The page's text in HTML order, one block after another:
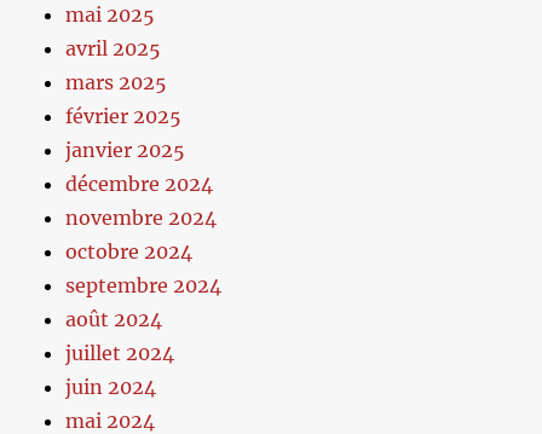
mai 2025
avril 2025
mars 2025
février 2025
janvier 2025
décembre 2024
novembre 2024
octobre 2024
septembre 2024
août 2024
juillet 2024
juin 2024
mai 2024